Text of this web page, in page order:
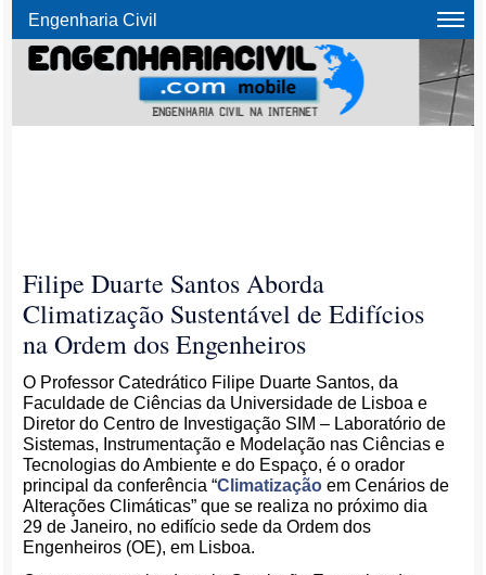
Engenharia Civil
Filipe Duarte Santos Aborda
Climatização Sustentável de Edifícios
na Ordem dos Engenheiros
O Professor Catedrático Filipe Duarte Santos, da
Faculdade de Ciências da Universidade de Lisboa e
Diretor do Centro de Investigação SIM – Laboratório de
Sistemas, Instrumentação e Modelação nas Ciências e
Tecnologias do Ambiente e do Espaço, é o orador
principal da conferência “Climatização em Cenários de
Alterações Climáticas” que se realiza no próximo dia
29 de Janeiro, no edifício sede da Ordem dos
Engenheiros (OE), em Lisboa.